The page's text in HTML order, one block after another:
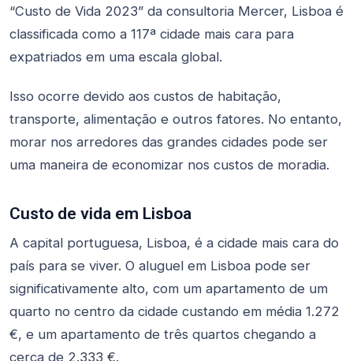
“Custo de Vida 2023” da consultoria Mercer, Lisboa é
classificada como a 117ª cidade mais cara para
expatriados em uma escala global.
Isso ocorre devido aos custos de habitação,
transporte, alimentação e outros fatores. No entanto,
morar nos arredores das grandes cidades pode ser
uma maneira de economizar nos custos de moradia.
Custo de vida em Lisboa
A capital portuguesa, Lisboa, é a cidade mais cara do
país para se viver. O aluguel em Lisboa pode ser
significativamente alto, com um apartamento de um
quarto no centro da cidade custando em média 1.272
€, e um apartamento de três quartos chegando a
cerca de 2.333 €.